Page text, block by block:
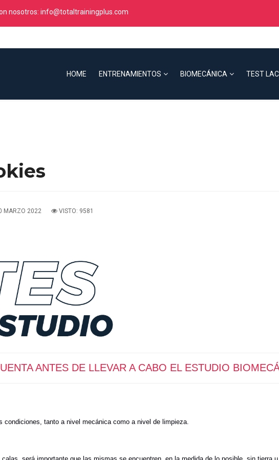
nosotros: info@totaltrainingplus.com
HOME ENTRENAMIENTOS BIOMECÁNICA TEST
MARZO 2022 VISTO: 9581
ANTES DE LLEVAR A CABO EL ESTUDIO
condiciones, tanto a nivel mecánica como a nivel de limpieza.